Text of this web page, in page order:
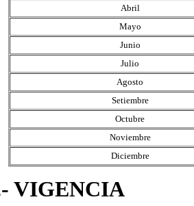
Abril
Mayo
Junio
Julio
Agosto
Setiembre
Octubre
Noviembre
Diciembre
VIGENCIA